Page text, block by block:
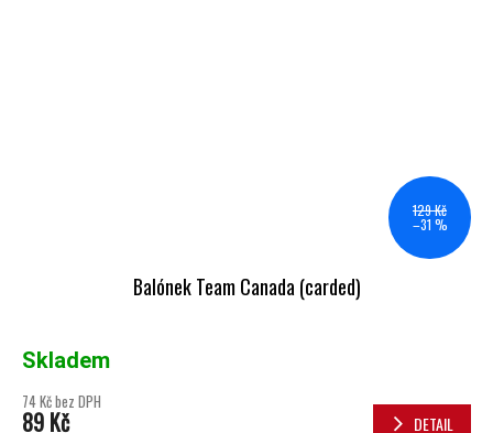
129 Kč
–31 %
Balónek Team Canada (carded)
Skladem
74 Kč bez DPH
89 Kč DETAIL